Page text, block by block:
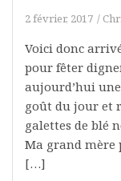
2 février, 2017
Voici donc
pour fêter
aujourd’hui
goût du jour et
galettes de blé
Ma grand mère
[…]